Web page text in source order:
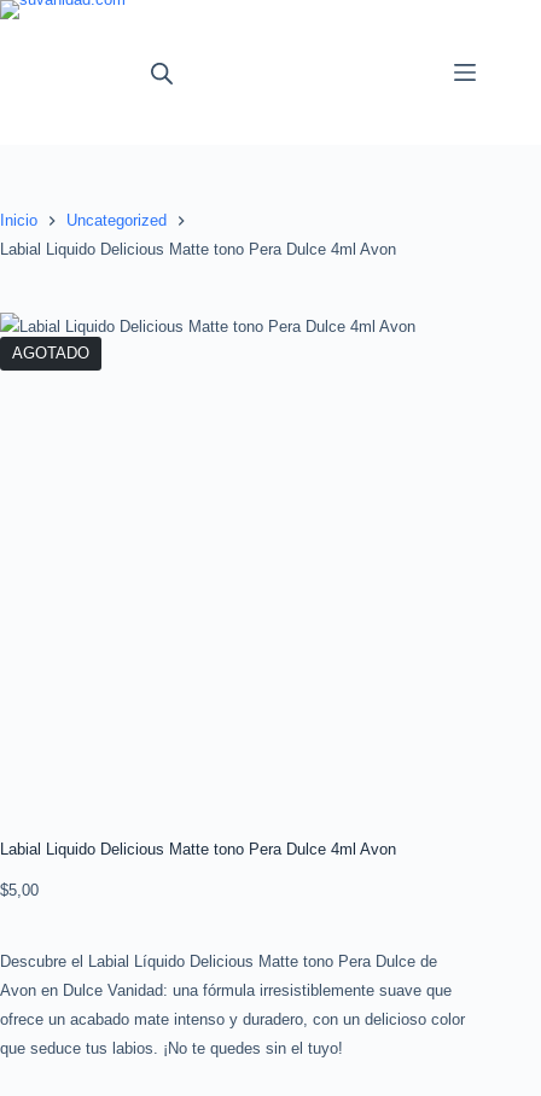
Saltar
Inicio
Uncategorized
Labial Liquido Delicious Matte tono Pera Dulce 4ml Avon
AGOTADO
Labial Liquido Delicious Matte tono Pera Dulce 4ml Avon
$5,00
Descubre el Labial Líquido Delicious Matte tono Pera Dulce de
Avon en Dulce Vanidad: una fórmula irresistiblemente suave que
ofrece un acabado mate intenso y duradero, con un delicioso color
que seduce tus labios. ¡No te quedes sin el tuyo!